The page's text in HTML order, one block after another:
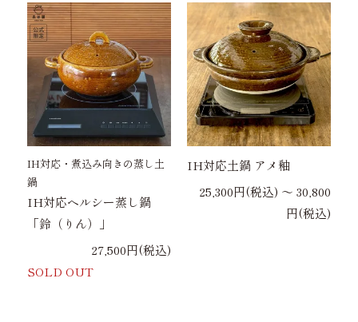
IH対応・煮込み向きの蒸し土
鍋
IH対応ヘルシー蒸し鍋
「鈴（りん）」
27,500円(税込)
SOLD OUT
IH対応土鍋 アメ釉
25,300円(税込) 〜 30,800
円(税込)